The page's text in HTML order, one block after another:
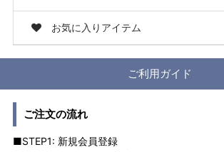
お気に入りアイテム
ご利用ガイド
ご注文の流れ
■STEP1: 新規会員登録